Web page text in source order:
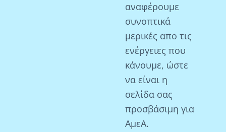
αναφέρουμε
συνοπτικά
μερικές απο τις
ενέργειες που
κάνουμε, ώστε
να είναι η
σελίδα σας
προσβάσιμη για
ΑμεΑ.